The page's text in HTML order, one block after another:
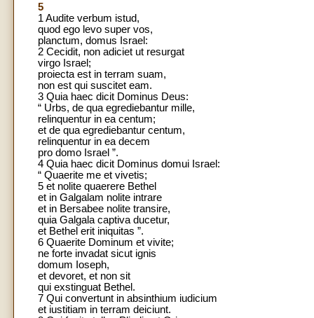
5
1 Audite verbum istud,
quod ego levo super vos,
planctum, domus Israel:
2 Cecidit, non adiciet ut resurgat
virgo Israel;
proiecta est in terram suam,
non est qui suscitet eam.
3 Quia haec dicit Dominus Deus:
“ Urbs, de qua egrediebantur mille,
relinquentur in ea centum;
et de qua egrediebantur centum,
relinquentur in ea decem
pro domo Israel ”.
4 Quia haec dicit Dominus domui Israel:
“ Quaerite me et vivetis;
5 et nolite quaerere Bethel
et in Galgalam nolite intrare
et in Bersabee nolite transire,
quia Galgala captiva ducetur,
et Bethel erit iniquitas ”.
6 Quaerite Dominum et vivite;
ne forte invadat sicut ignis
domum Ioseph,
et devoret, et non sit
qui exstinguat Bethel.
7 Qui convertunt in absinthium iudicium
et iustitiam in terram deiciunt.